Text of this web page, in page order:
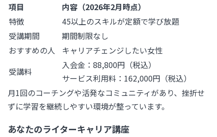
項目
内容（2026年2月時点）
特徴
45以上のスキルが定額で学び放題
受講期間
期間制限なし
おすすめの人
キャリアチェンジしたい女性
受講料
入会金：88,800円（税込）
サービス利用料：162,000円（税込）
月1回のコーチングや活発なコミュニティがあり、挫折せ
ずに学習を継続しやすい環境が整っています。
あなたのライターキャリア講座